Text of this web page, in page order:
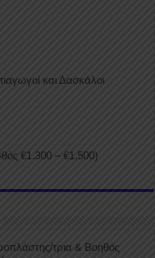
και Δασκάλοι
€1.300 – €1.500)
τρια & Βοηθός